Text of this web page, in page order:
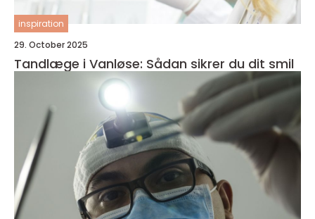
inspiration
29. October 2025
Tandlæge i Vanløse: Sådan sikrer du dit smil